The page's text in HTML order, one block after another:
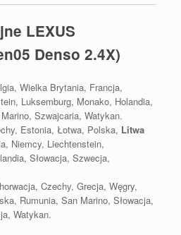
LEXUS
Denso 2.4X)
Wielka Brytania, Francja,
Luksemburg, Monako, Holandia,
Szwajcaria, Watykan.
Estonia, Łotwa, Polska, Litwa
Niemcy, Liechtenstein,
Słowacja, Szwecja,
Czechy, Grecja, Węgry,
Rumunia, San Marino, Słowacja,
Watykan.